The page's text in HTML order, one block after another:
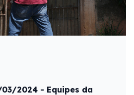
03/2024 - Equipes da